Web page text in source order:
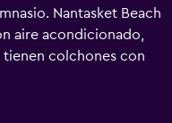
Nantasket Beach
aire acondicionado,
tienen colchones con
vestidas con
televisión por